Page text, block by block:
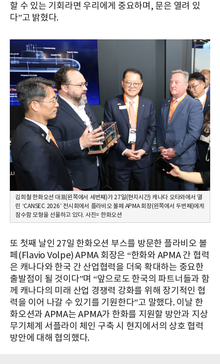
할 수 있는 기회라면 우리에게 중요하며, 문은 열려 있
다”고 밝혔다.
김희철 한화오션 대표(왼쪽에서 세번째)가 27일(현지시간) 캐나다 오타와에서 열
린 ‘CANSEC 2026’ 전시회에서 플라비오 볼페 APMA 회장(왼쪽에서 두번째)에게
잠수함 모형을 선물하고 있다. 사진= 한화오션
또 첫째 날인 27일 한화오션 부스를 방문한 플라비오 볼
페(Flavio Volpe) APMA 회장은 “한화와 APMA 간 협력
은 캐나다와 한국 간 산업협력을 더욱 확대하는 중요한
출발점이 될 것이다”며 “앞으로도 한국의 파트너들과 함
께 캐나다의 미래 산업 경쟁력 강화를 위해 장기적인 협
력을 이어 나갈 수 있기를 기원한다”고 말했다. 이날 한
화오션과 APMA는 APMA가 한화를 지원할 방안과 지상
무기체계 서플라이 체인 구축 시 현지에서의 상호 협력
방안에 대해 협의했다.